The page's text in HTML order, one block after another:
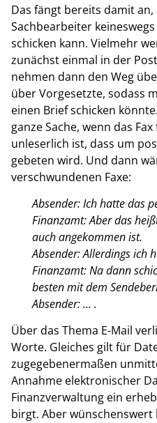
Das fängt bereits damit
Sachbearbeiter
schicken kann. Vielmehr
zunächst einmal in der
nehmen dann den Weg
über Vorgesetzte, sodass
einen Brief schicken
ganze Sache, wenn das
unleserlich ist, dass um
gebeten wird. Und dann
verschwundenen Faxe:
Absender: Ich hatte das
Finanzamt: Aber das
auch angekommen ist.
Absender: Allerdings ich
Finanzamt: Na dann
besten mit dem
Absender: … .
Über das Thema E-Mail
Worte. Gleiches gilt für
zugegebenermaßen
Annahme elektronischer
Finanzverwaltung ein
birgt. Aber